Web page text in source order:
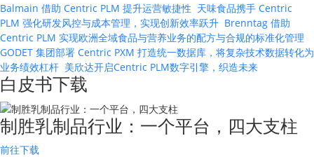
Balmain 借助 Centric PLM 提升运营敏捷性 天味食品携手 Centric
PLM 强化研发风控与成本管理，实现创新效率跃升 Brenntag 借助
Centric PLM 实现欧洲全域食品与营养业务的配方与合规的标准化管理
GODET 集团部署 Centric PXM 打造统一数据库，将复杂技术数据转化为
业务绩效杠杆 美欣达开启Centric PLM数字引擎，织造未来
白皮书下载
制胜乳制品行业：一个平台，四大支柱
前往下载